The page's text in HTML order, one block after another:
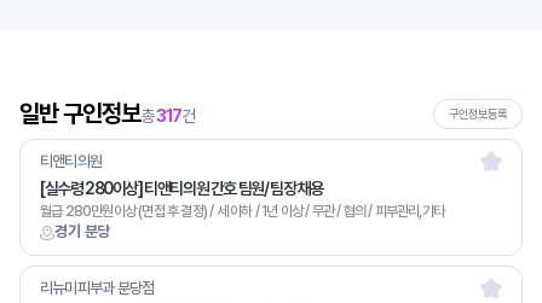
일반 구인정보총317건 구인정보등록
경기 분당
티앤티의원
[실수령 280이상] 티앤티의원 간호 팀원/ 팀장 채용
월급 280만원이상 (면접 후 결정) / 세 이하 / 1년 이상 / 무관 / 협의 / 피부관리,기타
리뉴미피부과 분당점